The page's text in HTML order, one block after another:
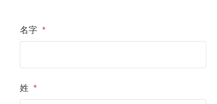
*
名字
*
姓